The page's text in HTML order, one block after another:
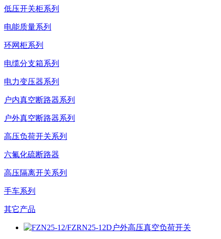
低压开关柜系列
电能质量系列
环网柜系列
电缆分支箱系列
电力变压器系列
户内真空断路器系列
户外真空断路器系列
高压负荷开关系列
六氟化硫断路器
高压隔离开关系列
手车系列
其它产品